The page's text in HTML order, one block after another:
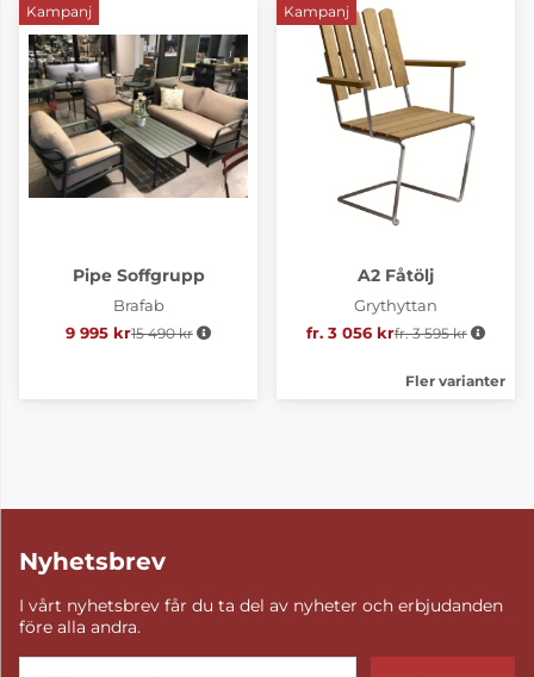
Kampanj
Pipe Soffgrupp
Brafab
9 995 kr Ordinarie pris:
15 490 kr
Kampanj
A2 Fåtölj
Grythyttan
fr. 3 056 krOrdinarie pris:
fr. 3 595 kr
Fler varianter
Nyhetsbrev
I vårt nyhetsbrev får du ta del av nyheter och erbjudanden
före alla andra.